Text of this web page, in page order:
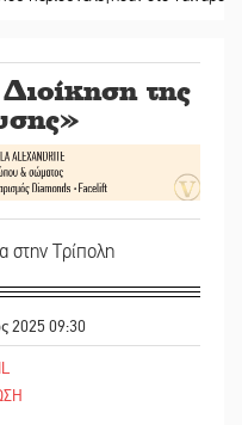
της
στην Τρίπολη
2025 09:30